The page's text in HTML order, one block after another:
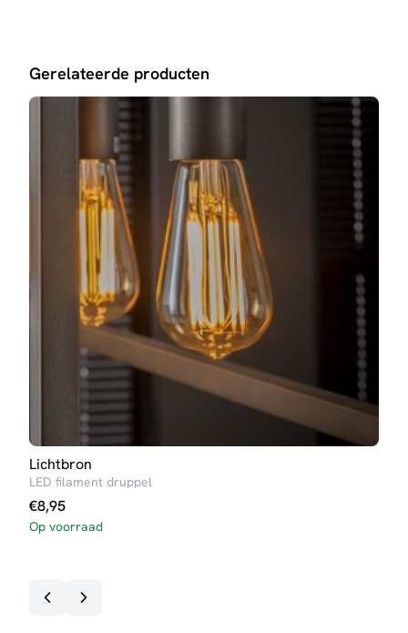
Gerelateerde producten
Lichtbron
LED filament druppel
€8,95
Op voorraad